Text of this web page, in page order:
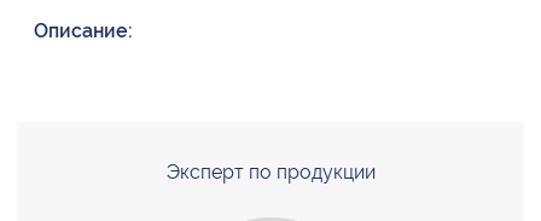
Описание:
Эксперт по продукции